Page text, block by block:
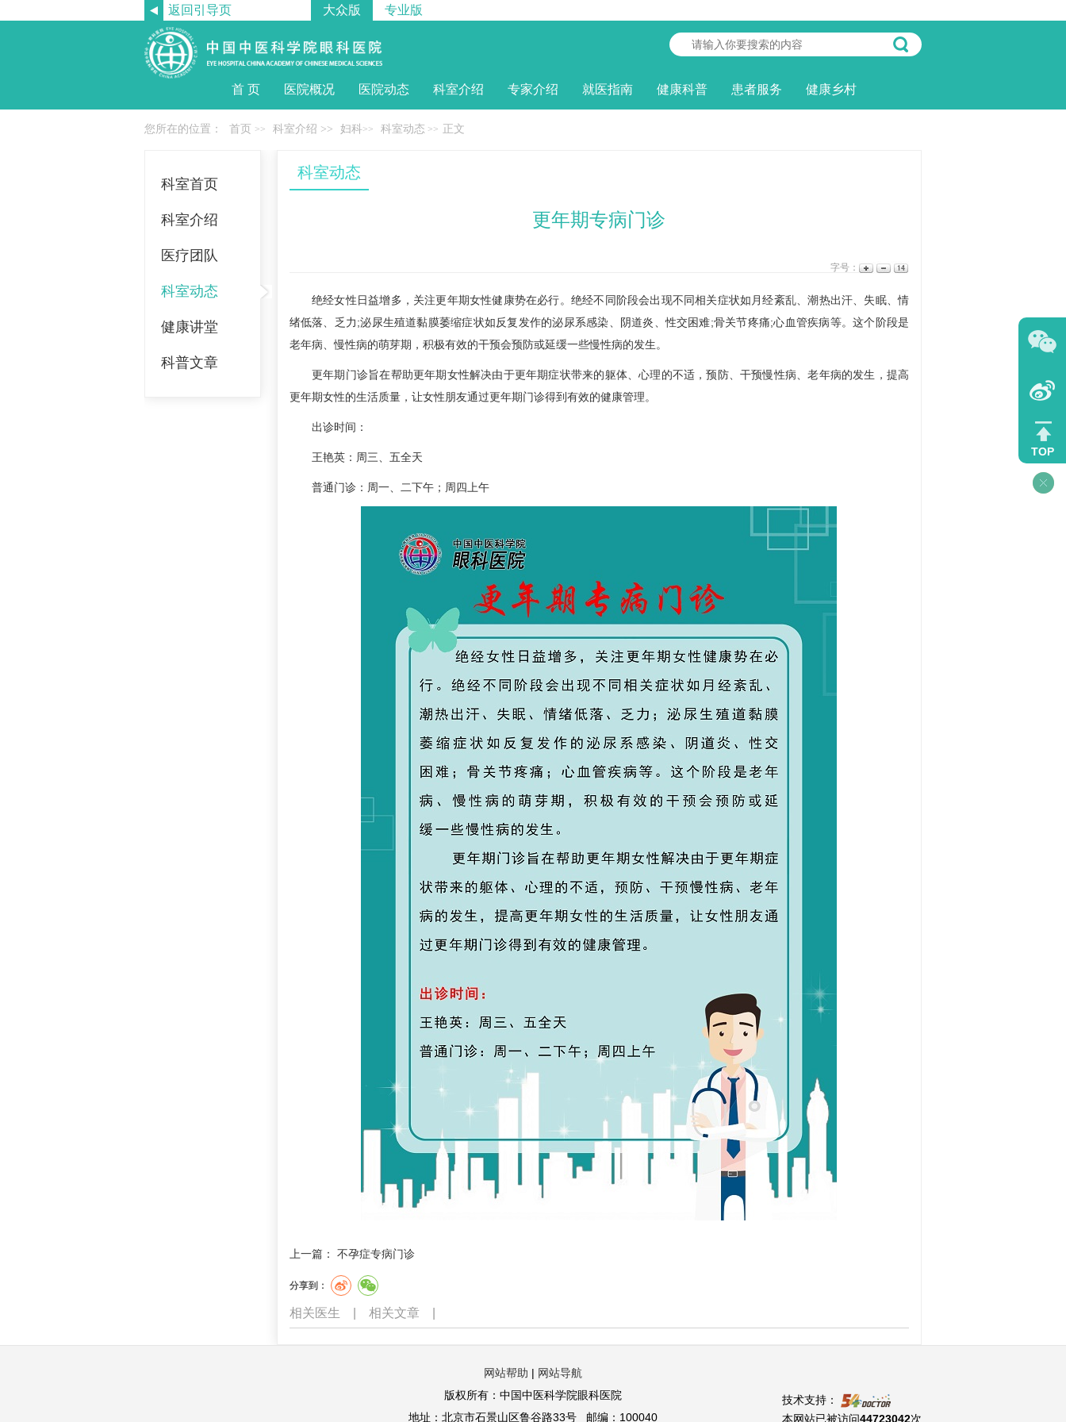
返回引导页 大众版 专业版
首 页 医院概况 医院动态 科室介绍 专家介绍 就医指南 健康科普 患者服务 健康乡村
您所在的位置： 首页 >> 科室介绍 >> 妇科>> 科室动态 >> 正文
科室首页
科室介绍
医疗团队
科室动态
健康讲堂
科普文章
科室动态
更年期专病门诊
字号：
绝经女性日益增多，关注更年期女性健康势在必行。绝经不同阶段会出现不同相关症状如月经紊乱、潮热出汗、失眠、情
绪低落、乏力;泌尿生殖道黏膜萎缩症状如反复发作的泌尿系感染、阴道炎、性交困难;骨关节疼痛;心血管疾病等。这个阶段是
老年病、慢性病的萌芽期，积极有效的干预会预防或延缓一些慢性病的发生。
更年期门诊旨在帮助更年期女性解决由于更年期症状带来的躯体、心理的不适，预防、干预慢性病、老年病的发生，提高
更年期女性的生活质量，让女性朋友通过更年期门诊得到有效的健康管理。
出诊时间：
王艳英：周三、五全天
普通门诊：周一、二下午；周四上午
上一篇： 不孕症专病门诊
分享到：
相关医生 相关文章
网站帮助 | 网站导航
版权所有：中国中医科学院眼科医院
地址：北京市石景山区鲁谷路33号 邮编：100040
技术支持：
本网站已被访问44723042次
TOP